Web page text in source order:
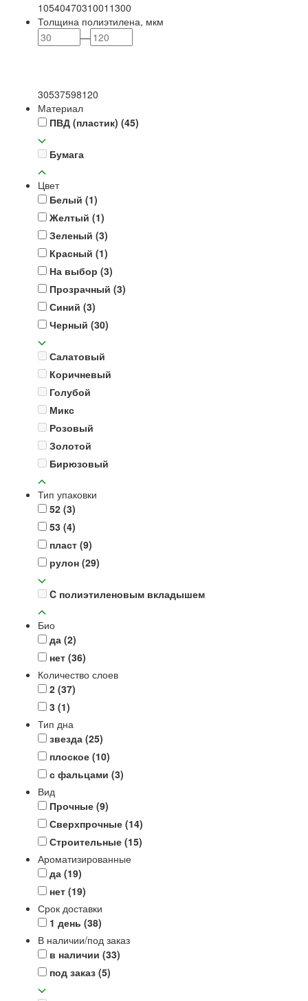
1054047031001 1300
Толщина полиэтилена, мкм
—
30537598120
Материал
ПВД (пластик) (45)
Бумага
Цвет
Белый (1)
Желтый (1)
Зеленый (3)
Красный (1)
На выбор (3)
Прозрачный (3)
Синий (3)
Черный (30)
Салатовый
Коричневый
Голубой
Микс
Розовый
Золотой
Бирюзовый
Тип упаковки
52 (3)
53 (4)
пласт (9)
рулон (29)
C полиэтиленовым вкладышем
Био
да (2)
нет (36)
Количество слоев
2 (37)
3 (1)
Тип дна
звезда (25)
плоское (10)
с фальцами (3)
Вид
Прочные (9)
Сверхпрочные (14)
Строительные (15)
Ароматизированные
да (19)
нет (19)
Срок доставки
1 день (38)
В наличии/под заказ
в наличии (33)
под заказ (5)